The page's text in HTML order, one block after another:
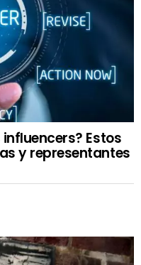
Estos
y representantes